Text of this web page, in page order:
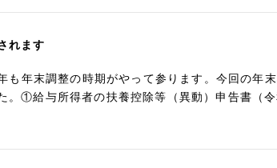
れます
年末調整の時期がやって参ります。今回の年
。①給与所得者の扶養控除等（異動）申告書（